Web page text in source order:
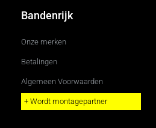
Bandenrijk
Onze merken
Betalingen
Algemeen Voorwaarden
+ Wordt montagepartner